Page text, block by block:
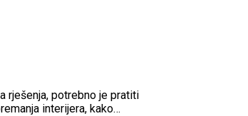
rješenja, potrebno je pratiti
interijera, kako…